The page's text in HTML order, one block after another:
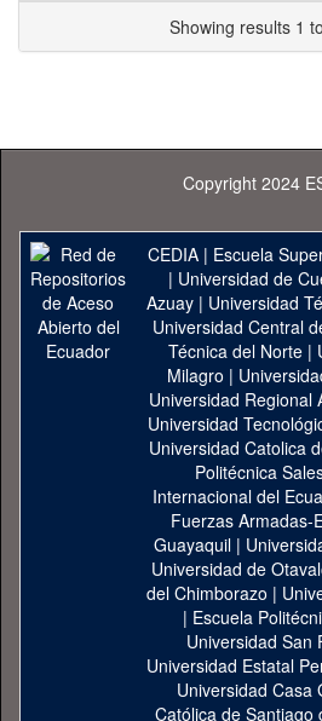
Showing results 1
Copyright 2024
CEDIA| Escuela
| Universidad de
Azuay| Universidad
Universidad Central
Técnica del Norte |
Milagro |
Universidad Regional
Universidad
Universidad Catolica
Politécnica
Internacional del
Fuerzas Armadas-
Guayaquil|
Universidad de
del Chimborazo |
| Escuela
Universidad San
Universidad Estatal
Universidad Casa
Católica de Santiago